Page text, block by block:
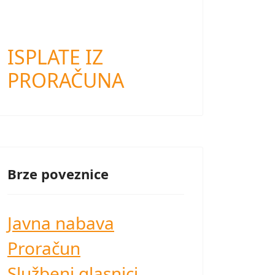
ISPLATE IZ
PRORAČUNA
Brze poveznice
Javna nabava
Proračun